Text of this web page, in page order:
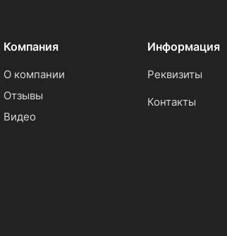
Компания
О компании
Отзывы
Видео
Информация
Реквизиты
Контакты